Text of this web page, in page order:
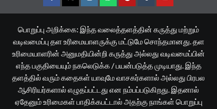
FacebookTwitterInstagramWhatsappTelegramTumblrYouTube
பொறுப்பு அறிக்கை: இந்த வலைத்தளத்தின் கருத்து மற்றும்
வடிவமைப்பு தள உரிமையாளருக்கு மட்டுமே சொந்தமானது. தள
உரிமையாளரின் அனுமதியின்றி கருத்து அல்லது வடிவமைப்பின்
எந்த பகுதியையும் நகலெடுக்க / பயன்படுத்த முடியாது. இந்த
தளத்தில் வரும் கதைகள் யாவுமே வாசகர்களால் அல்லது பிரபல
ஆசிரியர்களால் எழுதப்பட்டது என நம்பப்படுகிறது. இதனால்
ஏதேனும் உரிமைகள் பாதிக்கபட்டால் அதற்கு நாங்கள் பொறுப்பு